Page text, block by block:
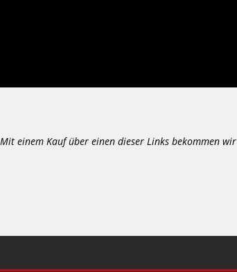
einem Kauf über einen dieser Links bekommen wir